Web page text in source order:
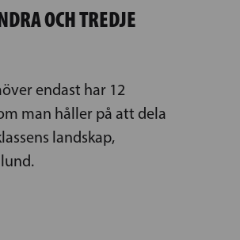
OCH TREDJE
endast har 12
man håller på att dela
landskap,